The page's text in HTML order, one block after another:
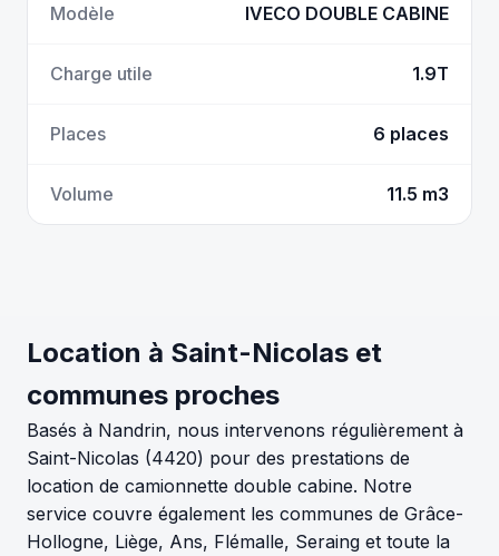
Modèle IVECO DOUBLE CABINE
Charge utile 1.9T
Places 6 places
Volume 11.5 m3
Location à Saint-Nicolas et
communes proches
Basés à Nandrin, nous intervenons régulièrement à
Saint-Nicolas (4420) pour des prestations de
location de camionnette double cabine. Notre
service couvre également les communes de Grâce-
Hollogne, Liège, Ans, Flémalle, Seraing et toute la